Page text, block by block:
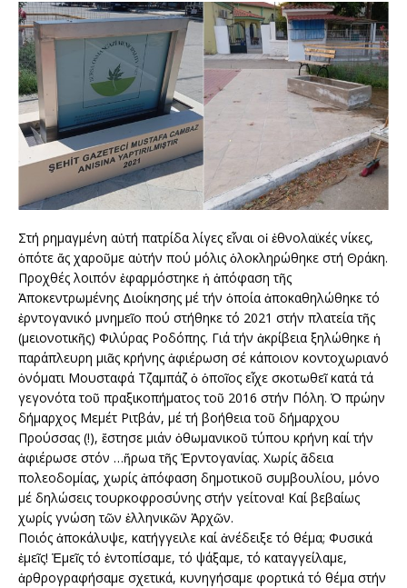
Στή ρημαγμένη αὐτή πατρίδα λίγες εἶναι οἱ ἐθνολαϊκές νίκες,
ὁπότε ἄς χαροῦμε αὐτήν πού μόλις ὁλοκληρώθηκε στή Θράκη.
Προχθές λοιπόν ἐφαρμόστηκε ἡ ἀπόφαση τῆς
Ἀποκεντρωμένης Διοίκησης μέ τήν ὁποία ἀποκαθηλώθηκε τό
ἐρντογανικό μνημεῖο πού στήθηκε τό 2021 στήν πλατεία τῆς
(μειονοτικῆς) Φιλύρας Ροδόπης. Γιά τήν ἀκρίβεια ξηλώθηκε ἡ
παράπλευρη μιᾶς κρήνης ἀφιέρωση σέ κάποιον κοντοχωριανό
ὀνόματι Μουσταφά Τζαμπάζ ὁ ὁποῖος εἶχε σκοτωθεῖ κατά τά
γεγονότα τοῦ πραξικοπήματος τοῦ 2016 στήν Πόλη. Ὁ πρώην
δήμαρχος Μεμέτ Ριτβάν, μέ τή βοήθεια τοῦ δήμαρχου
Προύσσας (!), ἔστησε μιάν ὀθωμανικοῦ τύπου κρήνη καί τήν
ἀφιέρωσε στόν …ἥρωα τῆς Ἐρντογανίας. Χωρίς ἄδεια
πολεοδομίας, χωρίς ἀπόφαση δημοτικοῦ συμβουλίου, μόνο
μέ δηλώσεις τουρκοφροσύνης στήν γείτονα! Καί βεβαίως
χωρίς γνώση τῶν ἑλληνικῶν Ἀρχῶν.
Ποιός ἀποκάλυψε, κατήγγειλε καί ἀνέδειξε τό θέμα; Φυσικά
ἐμεῖς! Ἐμεῖς τό ἐντοπίσαμε, τό ψάξαμε, τό καταγγείλαμε,
ἀρθρογραφήσαμε σχετικά, κυνηγήσαμε φορτικά τό θέμα στήν